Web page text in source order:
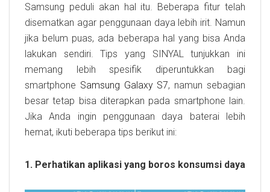
Samsung peduli akan hal itu. Beberapa fitur telah
disematkan agar penggunaan daya lebih irit. Namun
jika belum puas, ada beberapa hal yang bisa Anda
lakukan sendiri. Tips yang SINYAL tunjukkan ini
memang lebih spesifik diperuntukkan bagi
smartphone Samsung Galaxy S7, namun sebagian
besar tetap bisa diterapkan pada smartphone lain.
Jika Anda ingin penggunaan daya baterai lebih
hemat, ikuti beberapa tips berikut ini:
1. Perhatikan aplikasi yang boros konsumsi daya